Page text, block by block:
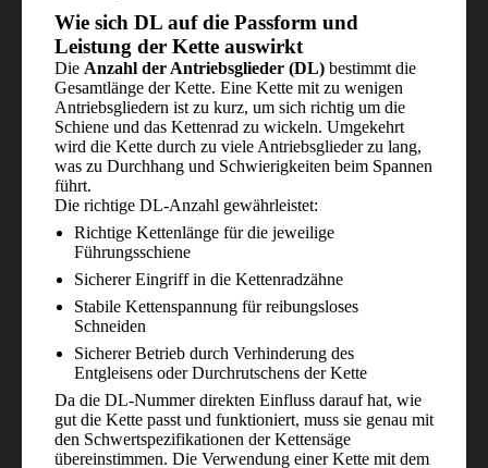
Wie sich DL auf die Passform und
Leistung der Kette auswirkt
Die Anzahl der Antriebsglieder (DL) bestimmt die
Gesamtlänge der Kette. Eine Kette mit zu wenigen
Antriebsgliedern ist zu kurz, um sich richtig um die
Schiene und das Kettenrad zu wickeln. Umgekehrt
wird die Kette durch zu viele Antriebsglieder zu lang,
was zu Durchhang und Schwierigkeiten beim Spannen
führt.
Die richtige DL-Anzahl gewährleistet:
Richtige Kettenlänge für die jeweilige
Führungsschiene
Sicherer Eingriff in die Kettenradzähne
Stabile Kettenspannung für reibungsloses
Schneiden
Sicherer Betrieb durch Verhinderung des
Entgleisens oder Durchrutschens der Kette
Da die DL-Nummer direkten Einfluss darauf hat, wie
gut die Kette passt und funktioniert, muss sie genau mit
den Schwertspezifikationen der Kettensäge
übereinstimmen. Die Verwendung einer Kette mit dem